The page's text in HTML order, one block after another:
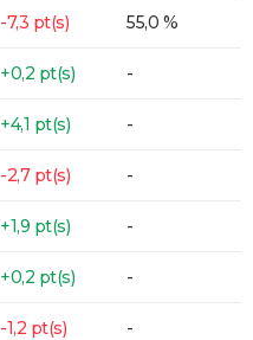
-7,3 pt(s) 55,0 %
+0,2 pt(s) -
+4,1 pt(s) -
-2,7 pt(s) -
+1,9 pt(s) -
+0,2 pt(s) -
-1,2 pt(s) -